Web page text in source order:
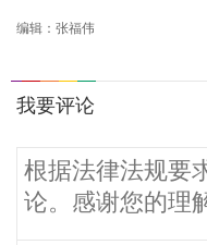
编辑：张福伟